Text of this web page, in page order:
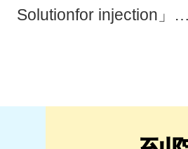
Solutionfor injection」之
集意見，敬請踴躍提供